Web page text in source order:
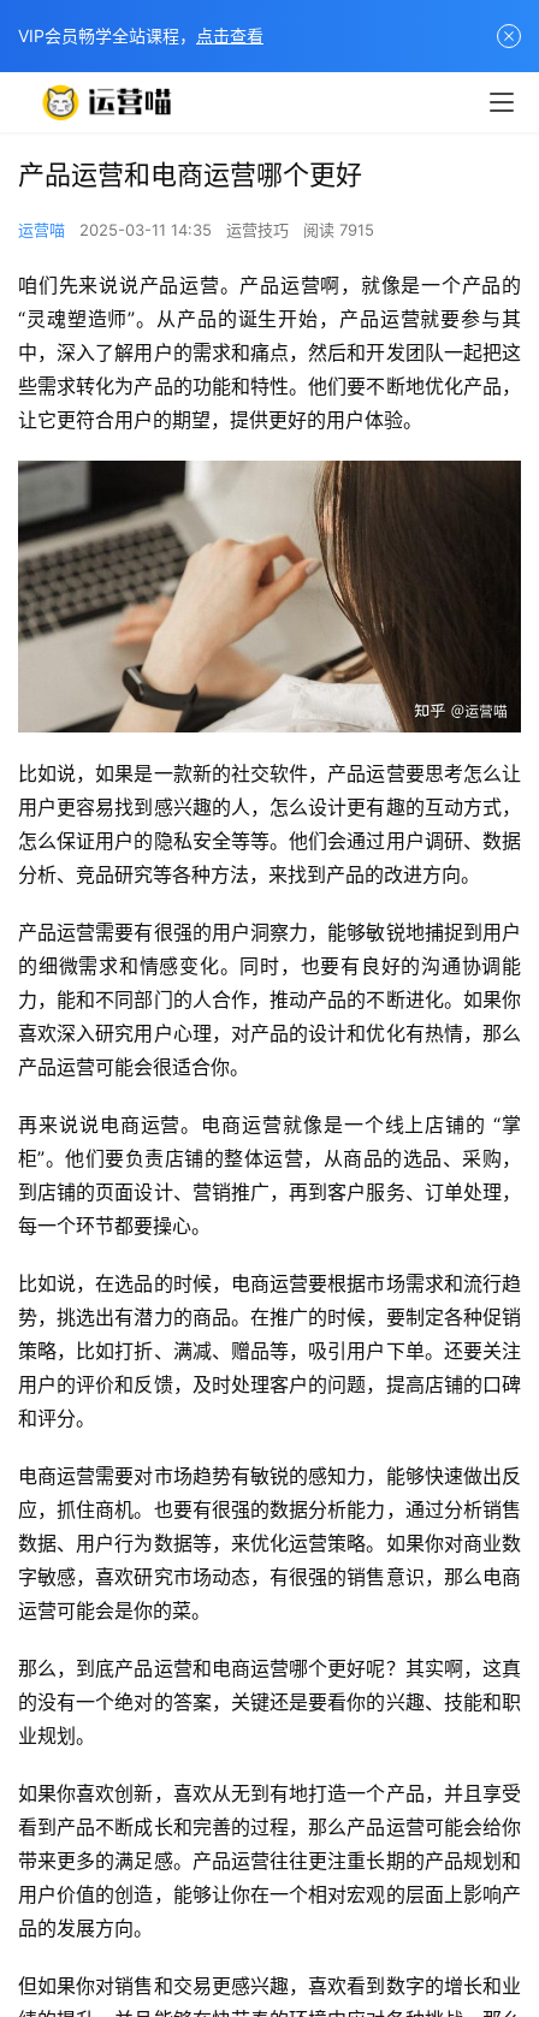
产品运营和电商运营哪个更好
运营喵 2025-03-11 14:35 运营技巧 阅读 7915
咱们先来说说产品运营。产品运营啊，就像是一个产品的
“灵魂塑造师”。从产品的诞生开始，产品运营就要参与其
中，深入了解用户的需求和痛点，然后和开发团队一起把这
些需求转化为产品的功能和特性。他们要不断地优化产品，
让它更符合用户的期望，提供更好的用户体验。
比如说，如果是一款新的社交软件，产品运营要思考怎么让
用户更容易找到感兴趣的人，怎么设计更有趣的互动方式，
怎么保证用户的隐私安全等等。他们会通过用户调研、数据
分析、竞品研究等各种方法，来找到产品的改进方向。
产品运营需要有很强的用户洞察力，能够敏锐地捕捉到用户
的细微需求和情感变化。同时，也要有良好的沟通协调能
力，能和不同部门的人合作，推动产品的不断进化。如果你
喜欢深入研究用户心理，对产品的设计和优化有热情，那么
产品运营可能会很适合你。
再来说说电商运营。电商运营就像是一个线上店铺的 “掌
柜”。他们要负责店铺的整体运营，从商品的选品、采购，
到店铺的页面设计、营销推广，再到客户服务、订单处理，
每一个环节都要操心。
比如说，在选品的时候，电商运营要根据市场需求和流行趋
势，挑选出有潜力的商品。在推广的时候，要制定各种促销
策略，比如打折、满减、赠品等，吸引用户下单。还要关注
用户的评价和反馈，及时处理客户的问题，提高店铺的口碑
和评分。
电商运营需要对市场趋势有敏锐的感知力，能够快速做出反
应，抓住商机。也要有很强的数据分析能力，通过分析销售
数据、用户行为数据等，来优化运营策略。如果你对商业数
字敏感，喜欢研究市场动态，有很强的销售意识，那么电商
运营可能会是你的菜。
那么，到底产品运营和电商运营哪个更好呢？其实啊，这真
的没有一个绝对的答案，关键还是要看你的兴趣、技能和职
业规划。
如果你喜欢创新，喜欢从无到有地打造一个产品，并且享受
看到产品不断成长和完善的过程，那么产品运营可能会给你
带来更多的满足感。产品运营往往更注重长期的产品规划和
用户价值的创造，能够让你在一个相对宏观的层面上影响产
品的发展方向。
但如果你对销售和交易更感兴趣，喜欢看到数字的增长和业
VIP会员畅学全站课程， 点击查看